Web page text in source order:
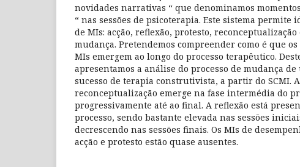
novidades narrativas “ que denominamos
“ nas sessões de psicoterapia. Este sistema permite
de MIs: acção, reflexão, protesto,
mudança. Pretendemos compreender como é que
MIs emergem ao longo do processo terapêutico.
apresentamos a análise do processo de mudança de
sucesso de terapia construtivista, a partir do SCMI. A
reconceptualização emerge na fase intermédia do
progressivamente até ao final. A reflexão está
processo, sendo bastante elevada nas sessões
decrescendo nas sessões finais. Os MIs de
acção e protesto estão quase ausentes.